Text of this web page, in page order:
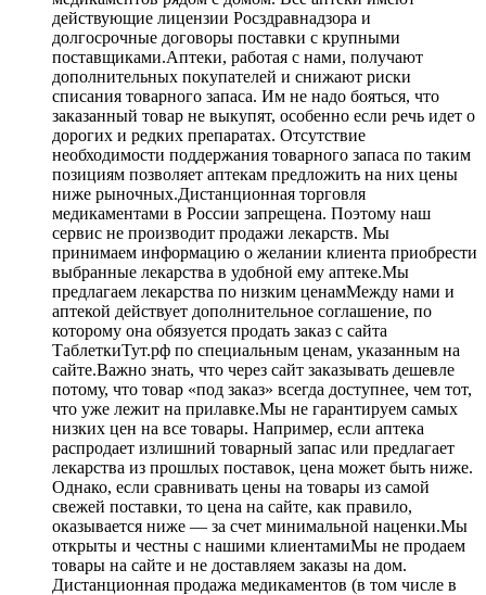
действующие лицензии Росздравнадзора и
долгосрочные договоры поставки с крупными
поставщиками.Аптеки, работая с нами, получают
дополнительных покупателей и снижают риски
списания товарного запаса. Им не надо бояться, что
заказанный товар не выкупят, особенно если речь идет о
дорогих и редких препаратах. Отсутствие
необходимости поддержания товарного запаса по таким
позициям позволяет аптекам предложить на них цены
ниже рыночных.Дистанционная торговля
медикаментами в России запрещена. Поэтому наш
сервис не производит продажи лекарств. Мы
принимаем информацию о желании клиента приобрести
выбранные лекарства в удобной ему аптеке.Мы
предлагаем лекарства по низким ценамМежду нами и
аптекой действует дополнительное соглашение, по
которому она обязуется продать заказ с сайта
ТаблеткиТут.рф по специальным ценам, указанным на
сайте.Важно знать, что через сайт заказывать дешевле
потому, что товар «под заказ» всегда доступнее, чем тот,
что уже лежит на прилавке.Мы не гарантируем самых
низких цен на все товары. Например, если аптека
распродает излишний товарный запас или предлагает
лекарства из прошлых поставок, цена может быть ниже.
Однако, если сравнивать цены на товары из самой
свежей поставки, то цена на сайте, как правило,
оказывается ниже — за счет минимальной наценки.Мы
открыты и честны с нашими клиентамиМы не продаем
товары на сайте и не доставляем заказы на дом.
Дистанционная продажа медикаментов (в том числе в